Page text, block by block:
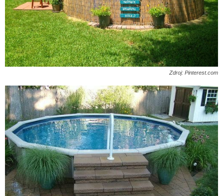
Zdroj: Pinterest.com